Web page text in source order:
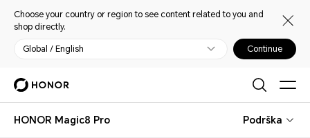
Choose your country or region to see content related to you and
shop directly.
Global / English Continue
HONOR Magic8 Pro Podrška